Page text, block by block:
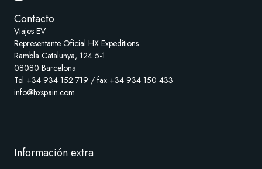
Contacto
Viajes EV
Representante Oficial HX Expeditions
Rambla Catalunya, 124 5-1
08080 Barcelona
Tel +34 934 152 719 / fax +34 934 150 433
info@hxspain.com
Información extra